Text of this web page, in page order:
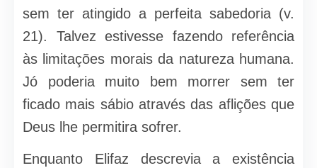
sem ter atingido a perfeita sabedoria (v.
21). Talvez estivesse fazendo referência
às limitações morais da natureza humana.
Jó poderia muito bem morrer sem ter
ficado mais sábio através das aflições que
Deus lhe permitira sofrer.
Enquanto Elifaz descrevia a existência